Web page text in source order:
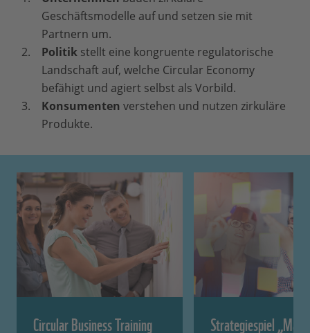
Geschäftsmodelle auf und setzen sie mit
Partnern um.
Politik stellt eine kongruente regulatorische
Landschaft auf, welche Circular Economy
befähigt und agiert selbst als Vorbild.
Konsumenten verstehen und nutzen zirkuläre
Produkte.
Circular Business Training Strategiespiel